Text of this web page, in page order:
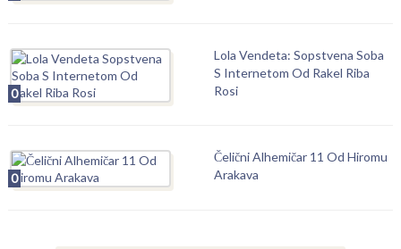
0
Lola Vendeta: Sopstvena Soba
S Internetom Od Rakel Riba
Rosi
0
Čelični Alhemičar 11 Od Hiromu
Arakava